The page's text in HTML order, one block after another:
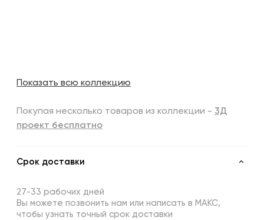
Показать всю коллекцию
Покупая несколько товаров из коллекции - 3Д
проект бесплатно
Срок доставки
27-33 рабочих дней
Вы можете позвонить нам или написать в МАКС,
чтобы узнать точный срок доставки